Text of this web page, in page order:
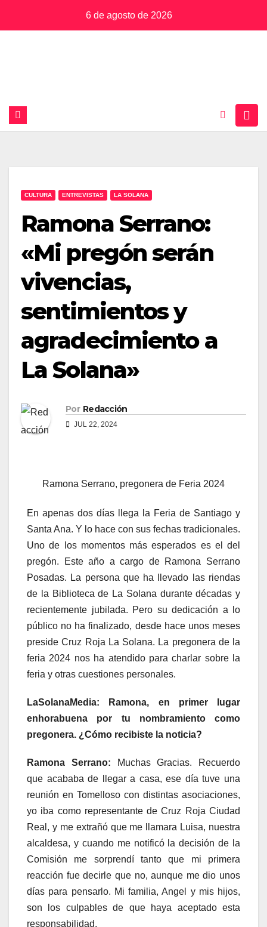
6 de agosto de 2026
CULTURA ENTREVISTAS LA SOLANA
Ramona Serrano:
«Mi pregón serán
vivencias,
sentimientos y
agradecimiento a
La Solana»
Por Redacción
JUL 22, 2024
Ramona Serrano, pregonera de Feria 2024
En apenas dos días llega la Feria de Santiago y
Santa Ana. Y lo hace con sus fechas tradicionales.
Uno de los momentos más esperados es el del
pregón. Este año a cargo de Ramona Serrano
Posadas. La persona que ha llevado las riendas
de la Biblioteca de La Solana durante décadas y
recientemente jubilada. Pero su dedicación a lo
público no ha finalizado, desde hace unos meses
preside Cruz Roja La Solana. La pregonera de la
feria 2024 nos ha atendido para charlar sobre la
feria y otras cuestiones personales.
LaSolanaMedia:
Ramona, en primer lugar
enhorabuena por tu nombramiento como
pregonera. ¿Cómo recibiste la noticia?
Ramona Serrano: Muchas Gracias. Recuerdo
que acababa de llegar a casa, ese día tuve una
reunión en Tomelloso con distintas asociaciones,
yo iba como representante de Cruz Roja Ciudad
Real, y me extrañó que me llamara Luisa, nuestra
alcaldesa, y cuando me notificó la decisión de la
Comisión me sorprendí tanto que mi primera
reacción fue decirle que no, aunque me dio unos
días para pensarlo. Mi familia, Angel y mis hijos,
son los culpables de que haya aceptado esta
responsabilidad.